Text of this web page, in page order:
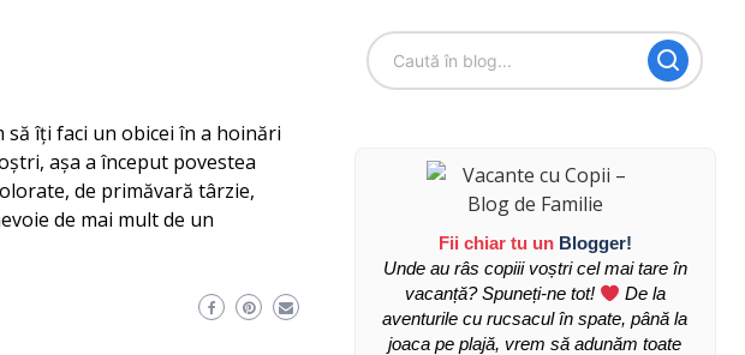
să îți faci un obicei în a hoinări
așa a început povestea
de primăvară târzie,
de mai mult de un
Fii chiar tu un Blogger!
Unde au râs copiii voștri cel mai tare în
vacanță? Spuneți-ne tot!
De la
aventurile cu rucsacul în spate, până la
joaca pe plajă, vrem să adunăm toate